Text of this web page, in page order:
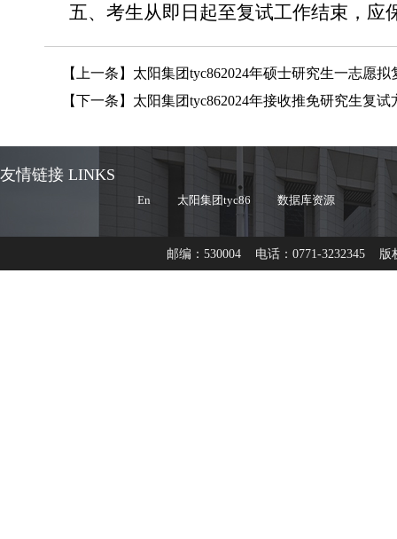
五、考生从即日起至复试工作结束，应
【上一条】 太阳集团tyc862024年硕士研究生一志愿
【下一条】 太阳集团tyc862024年接收推免研究生复试
友情链接 LINKS
En 太阳集团tyc86 数据库资源
邮编：530004 电话：0771-3232345 版